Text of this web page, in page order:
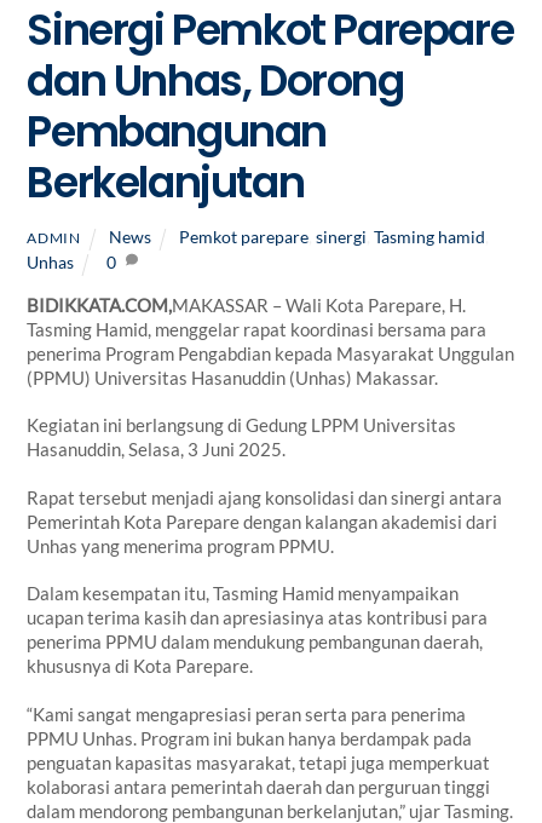
Sinergi Pemkot Parepare
dan Unhas, Dorong
Pembangunan
Berkelanjutan
ADMIN News Pemkot parepare, sinergi Tasming hamid
Unhas
0
BIDIKKATA.COM,MAKASSAR – Wali Kota Parepare, H.
Tasming Hamid, menggelar rapat koordinasi bersama para
penerima Program Pengabdian kepada Masyarakat Unggulan
(PPMU) Universitas Hasanuddin (Unhas) Makassar.
Kegiatan ini berlangsung di Gedung LPPM Universitas
Hasanuddin, Selasa, 3 Juni 2025.
Rapat tersebut menjadi ajang konsolidasi dan sinergi antara
Pemerintah Kota Parepare dengan kalangan akademisi dari
Unhas yang menerima program PPMU.
Dalam kesempatan itu, Tasming Hamid menyampaikan
ucapan terima kasih dan apresiasinya atas kontribusi para
penerima PPMU dalam mendukung pembangunan daerah,
khususnya di Kota Parepare.
“Kami sangat mengapresiasi peran serta para penerima
PPMU Unhas. Program ini bukan hanya berdampak pada
penguatan kapasitas masyarakat, tetapi juga memperkuat
kolaborasi antara pemerintah daerah dan perguruan tinggi
dalam mendorong pembangunan berkelanjutan,” ujar Tasming.